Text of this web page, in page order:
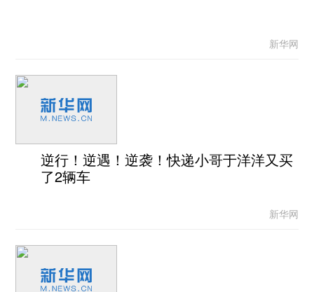
新华网
逆行！逆遇！逆袭！快递小哥于洋洋又买
了2辆车
新华网